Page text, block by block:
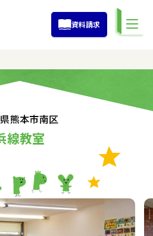
資料請求
熊本市南区
線教室